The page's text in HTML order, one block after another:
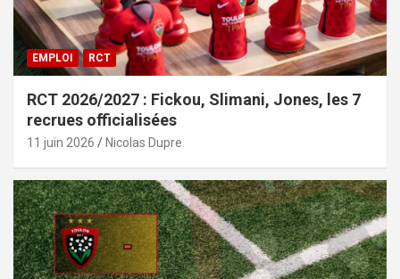
EMPLOI RCT
RCT 2026/2027 : Fickou, Slimani, Jones, les 7
recrues officialisées
11 juin 2026 Nicolas Dupre